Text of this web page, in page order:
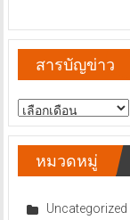
สารบัญข่าว
สารบัญ
ข่าว
หมวดหมู่
Uncategorized